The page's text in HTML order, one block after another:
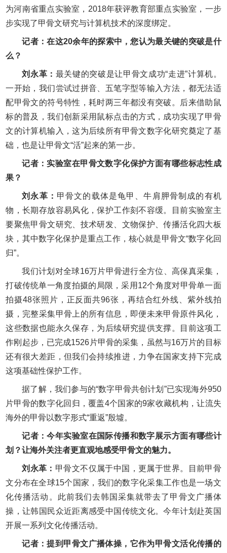
为河南省重点实验室，2018年获评教育部重点实验室，一步
步实现了甲骨文研究与计算机技术的深度绑定。
记者：在这20余年的探索中，您认为最关键的突破是什
么？
刘永革： 最关键的突破是让甲骨文成功“走进”计算机。
一开始，我们尝试过拼音、五笔字型等输入方法，都无法适
配甲骨文的符号特性，耗时两三年都没有突破。后来借助鼠
标的普及，我们创新采用鼠标点击的方式，成功实现了甲骨
文的计算机输入，这为后续所有甲骨文数字化研究奠定了基
础，也是让甲骨文“活”起来的第一步。
记者：实验室在甲骨文数字化保护方面有哪些标志性成
果？
刘永革： 甲骨文的载体是龟甲、牛肩胛骨制成的有机
物，长期存放容易风化，保护工作刻不容缓。目前实验室主
要聚焦甲骨文研究、技术研发、文物保护、传播活化四大板
块，其中数字化保护是重点工作，核心就是甲骨文“数字化回
归”。
我们计划对全球16万片甲骨进行全方位、高保真采集，
打破传统单一角度拍摄的局限，采用12个角度对甲骨单一面
拍摄48张照片，正反面共96张，再结合红外线、紫外线拍
摄，完整采集甲骨上的所有信息，即便未来甲骨原件风化，
这些数据也能永久保存，为后续研究提供支撑。目前这项工
作刚起步，已完成1526片甲骨的采集，虽然与16万片的目标
还有很大差距，但我们会持续推进，力争在国家支持下完成
这项基础性保护工作。
据了解，我们参与的“数字甲骨共创计划”已实现海外950
片甲骨的数字化回归，覆盖4个国家的9家收藏机构，让流失
海外的甲骨以数字形式“重返”殷墟。
记者：今年实验室在国际传播和数字展示方面有哪些计
划？让海外关注者更直观地感受甲骨文的魅力。
刘永革： 甲骨文不仅属于中国，更属于世界。目前甲骨
文分布在全球15个国家，我们的数字化采集工作也是一场文
化传播活动。此前我们去韩国采集就带去了甲骨文广播体
操，让韩国民众近距离感受中国传统文化。今年计划赴英国
开展一系列文化传播活动。
记者：提到甲骨文广播体操，它作为甲骨文活化传播的